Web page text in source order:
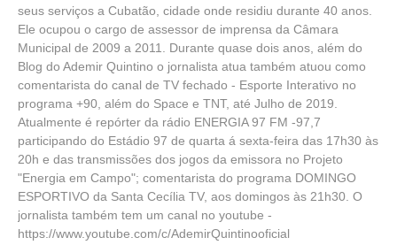
seus serviços a Cubatão, cidade onde residiu durante 40 anos.
Ele ocupou o cargo de assessor de imprensa da Câmara
Municipal de 2009 a 2011. Durante quase dois anos, além do
Blog do Ademir Quintino o jornalista atua também atuou como
comentarista do canal de TV fechado - Esporte Interativo no
programa +90, além do Space e TNT, até Julho de 2019.
Atualmente é repórter da rádio ENERGIA 97 FM -97,7
participando do Estádio 97 de quarta á sexta-feira das 17h30 às
20h e das transmissões dos jogos da emissora no Projeto
"Energia em Campo"; comentarista do programa DOMINGO
ESPORTIVO da Santa Cecília TV, aos domingos às 21h30. O
jornalista também tem um canal no youtube -
https://www.youtube.com/c/AdemirQuintinooficial